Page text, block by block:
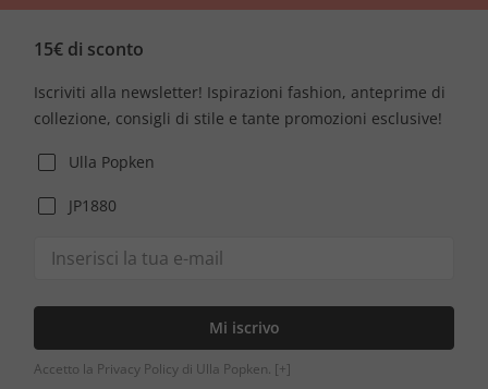
15€ di sconto
Iscriviti alla newsletter! Ispirazioni fashion, anteprime di
collezione, consigli di stile e tante promozioni esclusive!
Ulla Popken
JP1880
Mi iscrivo
Accetto la Privacy Policy di Ulla Popken. [+]